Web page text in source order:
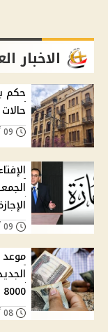
الاخبار
8000 جنيه